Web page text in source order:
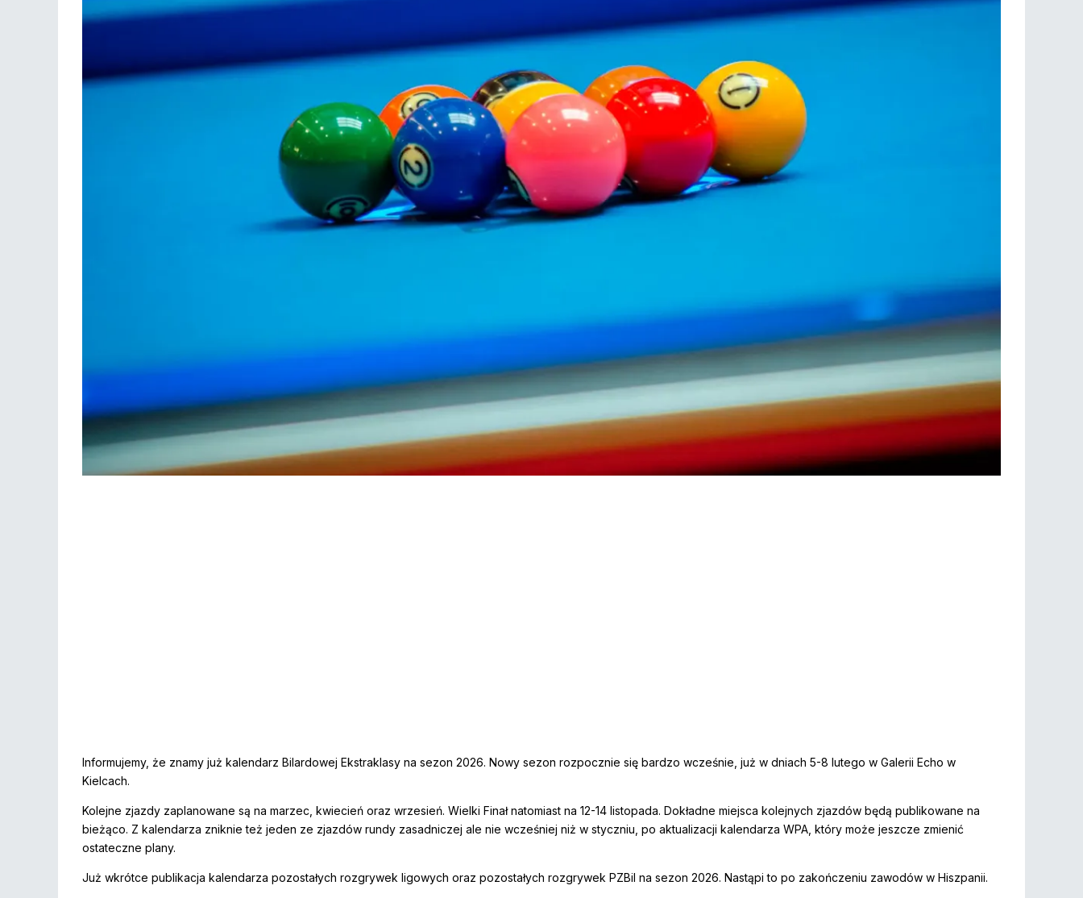
Informujemy, że znamy już kalendarz Bilardowej Ekstraklasy na sezon 2026. Nowy sezon rozpocznie się bardzo wcześnie, już w dniach 5-8 lutego w Galerii Echo w
Kielcach.
Kolejne zjazdy zaplanowane są na marzec, kwiecień oraz wrzesień. Wielki Finał natomiast na 12-14 listopada. Dokładne miejsca kolejnych zjazdów będą publikowane na
bieżąco. Z kalendarza zniknie też jeden ze zjazdów rundy zasadniczej ale nie wcześniej niż w styczniu, po aktualizacji kalendarza WPA, który może jeszcze zmienić
ostateczne plany.
Już wkrótce publikacja kalendarza pozostałych rozgrywek ligowych oraz pozostałych rozgrywek PZBil na sezon 2026. Nastąpi to po zakończeniu zawodów w Hiszpanii.